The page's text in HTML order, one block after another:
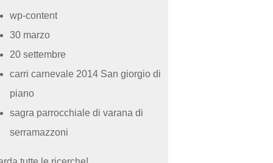
wp-content
30 marzo
20 settembre
carri carnevale 2014 San giorgio di
piano
sagra parrocchiale di varana di
serramazzoni